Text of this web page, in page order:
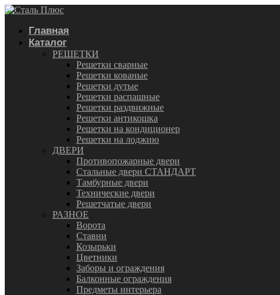
Главная
Каталог
РЕШЕТКИ
Решетки сварные
Решетки кованые
Решетки дутые
Решетки распашные
Решетки раздвижные
Решетки антикошка
Решетки на кондиционер
Решетки на лоджию
ДВЕРИ
Противопожарные двери
Стальные двери СТАНДАРТ
Тамбурные двери
Технические двери
Решетчатые двери
РАЗНОЕ
Ворота
Ставни
Козырьки
Цветники
Заборы и ограждения
Балконные ограждения
Предметы интерьера